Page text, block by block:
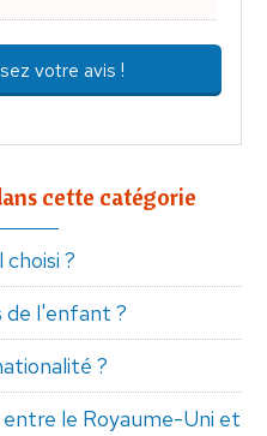
votre avis !
cette catégorie
?
de l'enfant ?
?
le Royaume-Uni et